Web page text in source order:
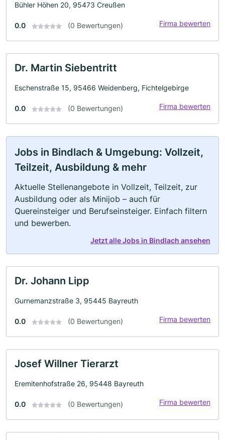
Bühler Höhen 20, 95473 Creußen
0.0 (0 Bewertungen) Firma bewerten
Dr. Martin Siebentritt
Eschenstraße 15, 95466 Weidenberg, Fichtelgebirge
0.0 (0 Bewertungen) Firma bewerten
Jobs in Bindlach & Umgebung: Vollzeit,
Teilzeit, Ausbildung & mehr
Aktuelle Stellenangebote in Vollzeit, Teilzeit, zur
Ausbildung oder als Minijob – auch für
Quereinsteiger und Berufseinsteiger. Einfach filtern
und bewerben.
Jetzt alle Jobs in Bindlach ansehen
Dr. Johann Lipp
Gurnemanzstraße 3, 95445 Bayreuth
0.0 (0 Bewertungen) Firma bewerten
Josef Willner Tierarzt
Eremitenhofstraße 26, 95448 Bayreuth
0.0 (0 Bewertungen) Firma bewerten